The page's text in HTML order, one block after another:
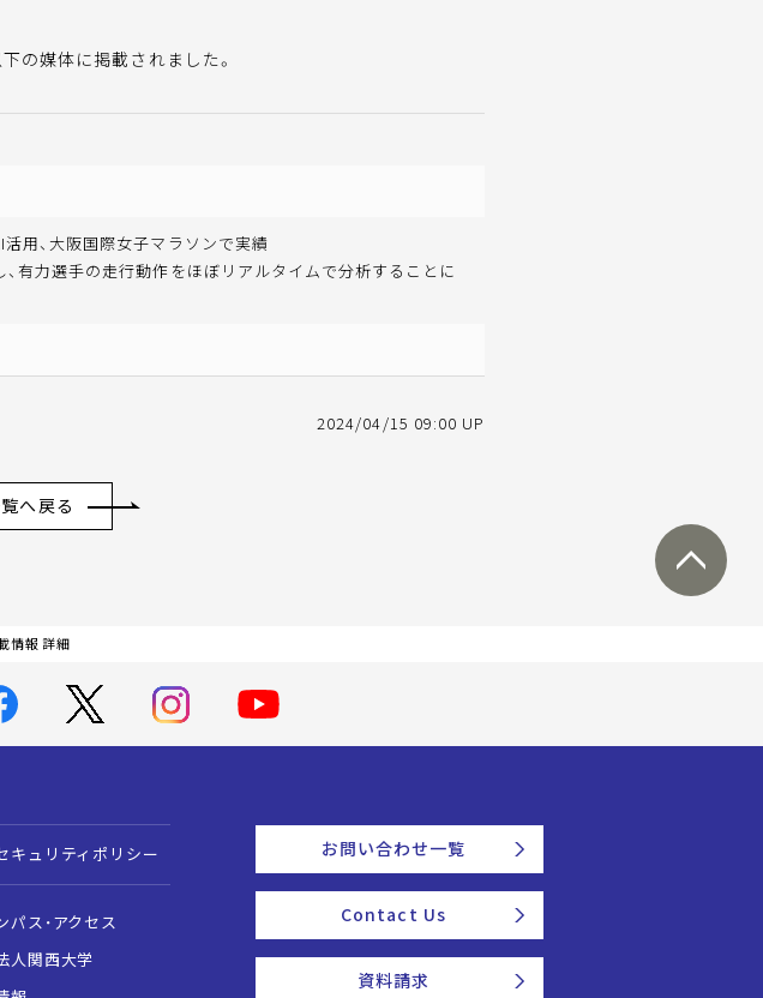
の媒体に掲載されました。
用、大阪国際女子マラソンで実績
有力選手の走行動作をほぼリアルタイムで分析することに
2024/04/15 09:00 UP
へ戻る
情報 詳細
キュリティポリシー
パス・アクセス
人関西大学
お問い合わせ一覧
Contact Us
資料請求